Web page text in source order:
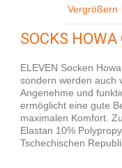
Vergrößern
SOCKS HOWA
ELEVEN Socken
sondern werden auch
Angenehme und
ermöglicht eine gute
maximalen Komfort.
Elastan 10%
Tschechischen